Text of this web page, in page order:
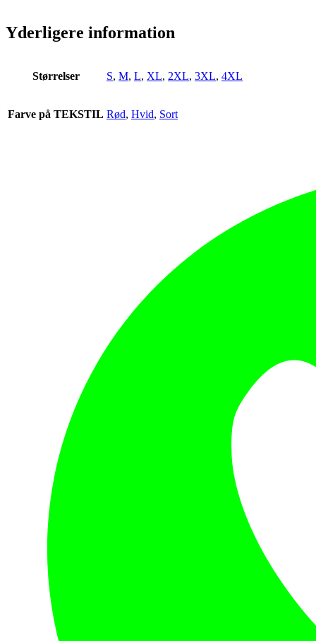
Yderligere information
Størrelser S, M, L, XL, 2XL, 3XL, 4XL
Farve på TEKSTIL Rød, Hvid, Sort